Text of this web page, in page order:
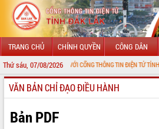
TRANG CHỦ CHÍNH QUYỀN CÔNG DÂN
Thứ sáu, 07/08/2026
MỪNG ĐẾN VỚI CỔNG THÔNG TIN ĐIỆN TỬ TỈNH ĐẮK LẮK
GIỚI THIỆU
LÃNH ĐẠO UBND TỈNH
VĂN BẢN CHỈ ĐẠO ĐIỀU HÀNH
Bản PDF